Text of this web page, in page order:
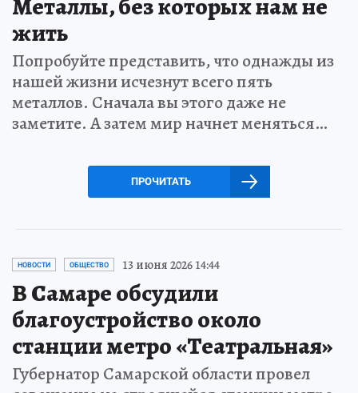
жить
Попробуйте представить, что однажды из
нашей жизни исчезнут всего пять
металлов. Сначала вы этого даже не
заметите. А затем мир начнет меняться…
ПРОЧИТАТЬ
НОВОСТИ ОБЩЕСТВО 13 июня 2026 14:44
В Самаре обсудили
благоустройство около
станции метро «Театральная»
Губернатор Самарской области провел